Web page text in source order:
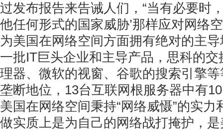
过发布报告来告诫人们，“当有必要时
他任何形式的国家威胁’那样应对网络
为美国在网络空间方面拥有绝对的主
一批IT巨头企业和主导产品，思科的
理器、微软的视窗、谷歌的搜索引擎
垄断地位，13台互联网根服务器中有
美国在网络空间秉持“网络威慑”的实力
做实质上是为自己的网络战打掩护，